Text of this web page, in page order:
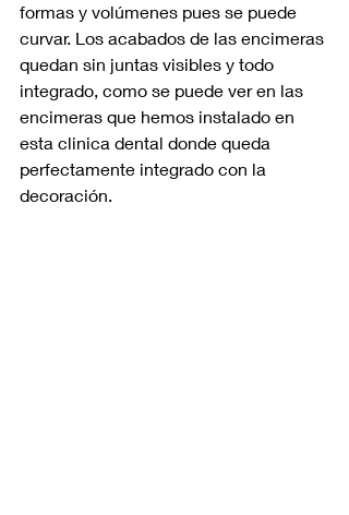
formas y volúmenes pues se puede
curvar. Los acabados de las encimeras
quedan sin juntas visibles y todo
integrado, como se puede ver en las
encimeras que hemos instalado en
esta clinica dental donde queda
perfectamente integrado con la
decoración.